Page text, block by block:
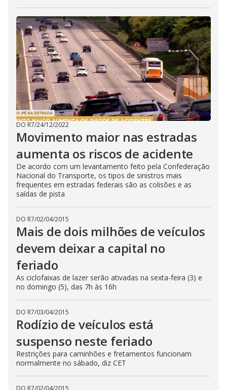
DO R7/24/12/2022
Movimento maior nas estradas
aumenta os riscos de acidente
De acordo com um levantamento feito pela Confederação
Nacional do Transporte, os tipos de sinistros mais
frequentes em estradas federais são as colisões e as
saídas de pista
DO R7/02/04/2015
Mais de dois milhões de veículos
devem deixar a capital no
feriado
As ciclofaixas de lazer serão ativadas na sexta-feira (3) e
no domingo (5), das 7h às 16h
DO R7/03/04/2015
Rodízio de veículos está
suspenso neste feriado
Restrições para caminhões e fretamentos funcionam
normalmente no sábado, diz CET
DO R7/02/04/2015